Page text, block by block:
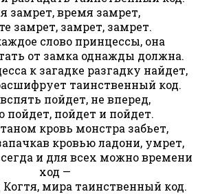
замрет, время замрет,
замрет, замрет, замрет.
слово принцессы, она
от замка однажды должна.
к загадке разгадку найдет,
таинственный код.
пойдет, не вперед,
пойдет, пойдет и пойдет.
кровь монстра забьет,
кровью ладони, умрет,
и для всех можно времени
ход —
Когтя, мира таинственный код.